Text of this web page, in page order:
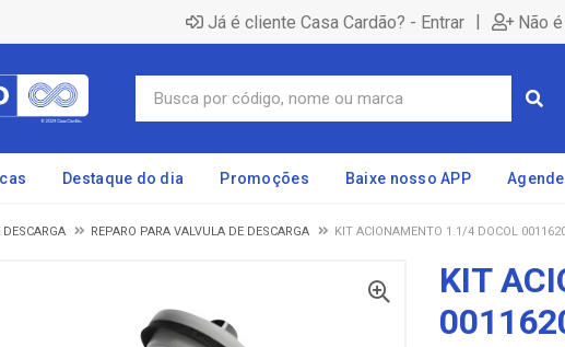
Já é cliente Casa Cardão? - Entrar | Não
Destaque do dia Promoções Baixe nosso APP
REPARO PARA VALVULA DE DESCARGA KIT ACIONAMENTO 1.1/4 DOCOL
KIT